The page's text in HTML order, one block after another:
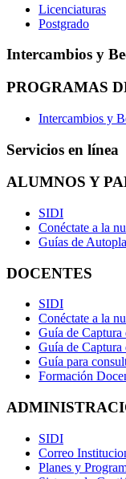
Licenciaturas
Postgrado
Intercambios y
PROGRAMAS
Intercambios y
Servicios en línea
ALUMNOS Y
SIDI
Conéctate a la
Guías de
DOCENTES
SIDI
Conéctate a la
Guía de
Guía de Captura
Guía para
Formación
SIDI
Correo
Planes y